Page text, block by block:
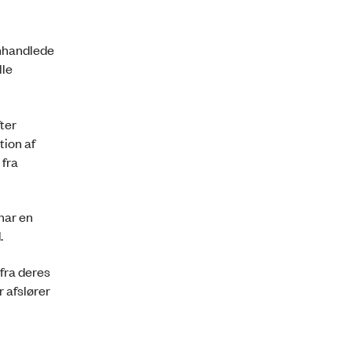
af
en
deres
afslører